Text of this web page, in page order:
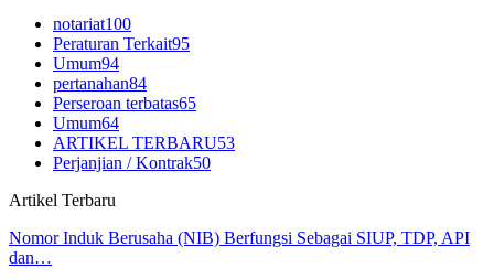
notariat100
Peraturan Terkait95
Umum94
pertanahan84
Perseroan terbatas65
Umum64
ARTIKEL TERBARU53
Perjanjian / Kontrak50
Artikel Terbaru
Nomor Induk Berusaha (NIB) Berfungsi Sebagai SIUP, TDP, API
dan…